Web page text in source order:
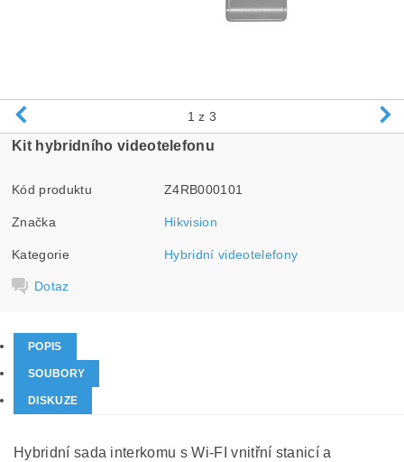
1 z 3
Kit hybridního videotelefonu
Kód produktu Z4RB000101
Značka Hikvision
Kategorie Hybridní videotelefony
Dotaz
POPIS
SOUBORY
DISKUZE
Hybridní sada interkomu s Wi-FI vnitřní stanicí a